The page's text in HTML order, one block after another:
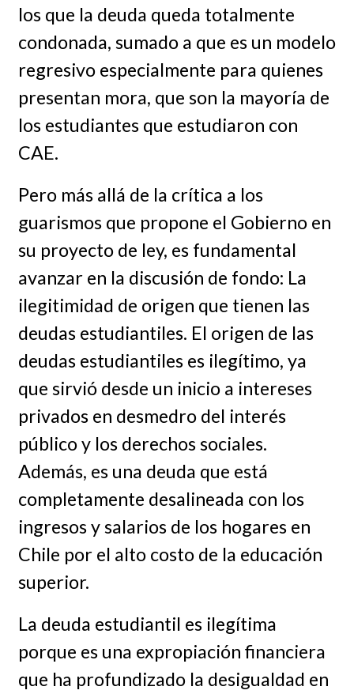
los que la deuda queda totalmente
condonada, sumado a que es un modelo
regresivo especialmente para quienes
presentan mora, que son la mayoría de
los estudiantes que estudiaron con
CAE.
Pero más allá de la crítica a los
guarismos que propone el Gobierno en
su proyecto de ley, es fundamental
avanzar en la discusión de fondo: La
ilegitimidad de origen que tienen las
deudas estudiantiles. El origen de las
deudas estudiantiles es ilegítimo, ya
que sirvió desde un inicio a intereses
privados en desmedro del interés
público y los derechos sociales.
Además, es una deuda que está
completamente desalineada con los
ingresos y salarios de los hogares en
Chile por el alto costo de la educación
superior.
La deuda estudiantil es ilegítima
porque es una expropiación financiera
que ha profundizado la desigualdad en